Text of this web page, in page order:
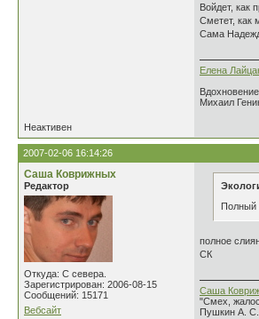
Войдет, как
Сметет, как
Сама
Елена
Михаил
Неактивен
2007-02-06 16:14:26
Саша Коврижных
Редактор
Откуда: С севера.
Зарегистрирован: 2006-08-15
Сообщений: 15171
Вебсайт
Полный
полное
СК
Саша
"Смех,
Пушкин А. С.